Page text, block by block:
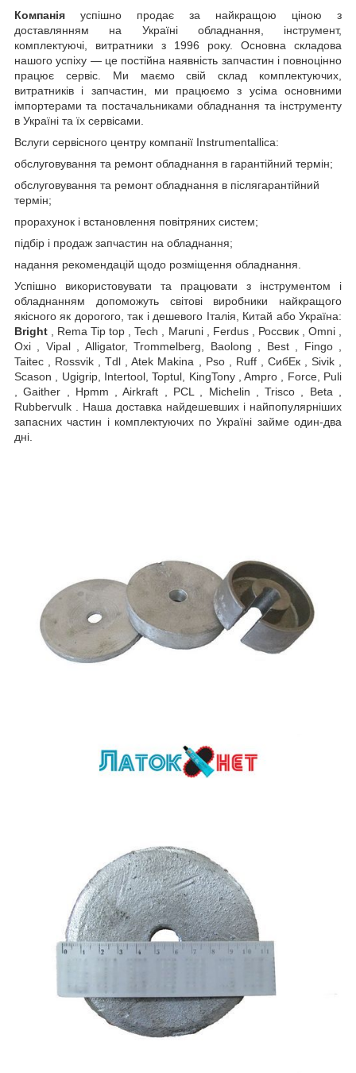
Компанія успішно продає за найкращою ціною з
доставлянням на Україні обладнання, інструмент,
комплектуючі, витратники з 1996 року. Основна складова
нашого успіху — це постійна наявність запчастин і повноцінно
працює сервіс. Ми маємо свій склад комплектуючих,
витратників і запчастин, ми працюємо з усіма основними
імпортерами та постачальниками обладнання та інструменту
в Україні та їх сервісами.
Вслуги сервісного центру компанії Instrumentallica:
обслуговування та ремонт обладнання в гарантійний термін;
обслуговування та ремонт обладнання в післягарантійний
термін;
прорахунок і встановлення повітряних систем;
підбір і продаж запчастин на обладнання;
надання рекомендацій щодо розміщення обладнання.
Успішно використовувати та працювати з інструментом і
обладнанням допоможуть світові виробники найкращого
якісного як дорогого, так і дешевого Італія, Китай або Україна:
Bright
, Rema Tip top , Tech , Maruni , Ferdus , Россвик , Omni ,
Oxi , Vipal , Alligator, Trommelberg, Baolong , Best , Fingo ,
Taitec , Rossvik , Tdl , Atek Makina , Pso , Ruff , СибЕк , Sivik ,
Scason , Ugigrip, Intertool, Toptul, KingTony , Ampro , Force, Puli
, Gaither , Hpmm , Airkraft , PCL , Michelin , Trisco , Beta ,
Rubbervulk . Наша доставка найдешевших і найпопулярніших
запасних частин і комплектуючих по Україні займе один-два
дні.